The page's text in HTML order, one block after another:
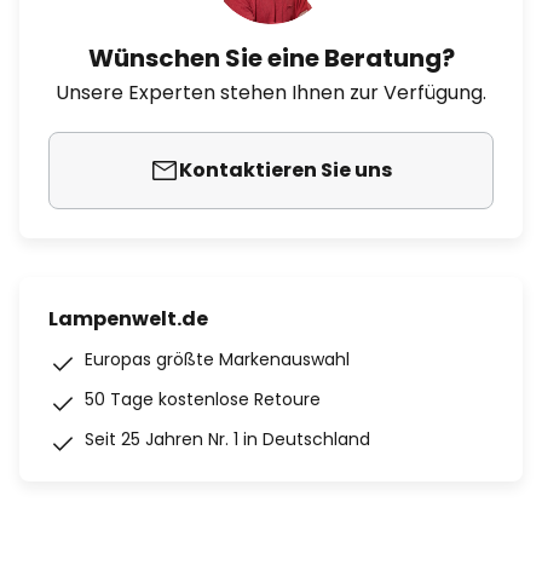
Wünschen Sie eine Beratung?
Unsere Experten stehen Ihnen zur Verfügung.
Kontaktieren Sie uns
Lampenwelt.de
Europas größte Markenauswahl
50 Tage kostenlose Retoure
Seit 25 Jahren Nr. 1 in Deutschland